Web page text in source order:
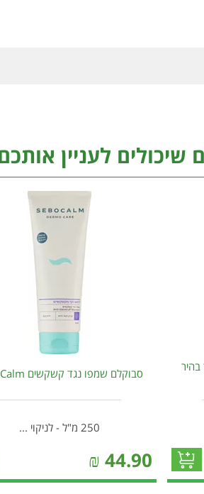
שיכולים לעניין
8.1 בלונד בהיר
סבוקלם שמפו נגד קשקשים SeboCalm
250 מ"ל - לניקוי ...
44.90
₪